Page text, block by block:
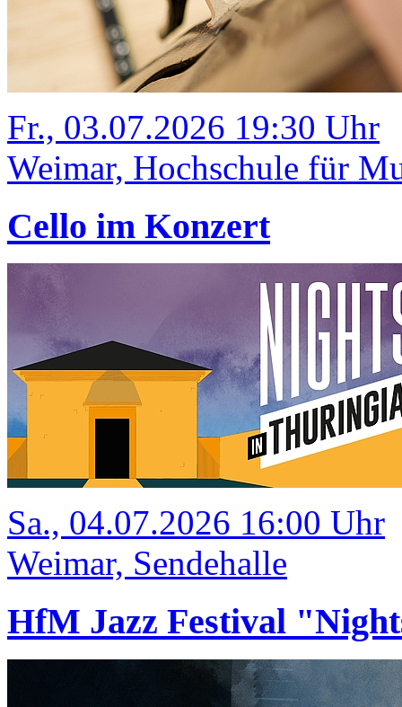
Fr., 03.07.2026 19:30 Uhr
Weimar, Hochschule für
Cello im Konzert
Sa., 04.07.2026 16:00 Uhr
Weimar, Sendehalle
HfM Jazz Festival